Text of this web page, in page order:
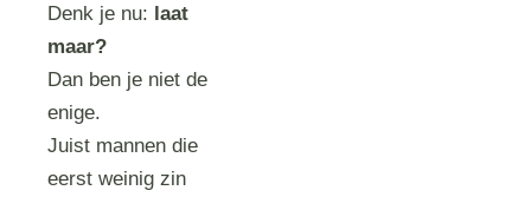
Denk je nu: laat
maar?
Dan ben je niet de
enige.
Juist mannen die
eerst weinig zin